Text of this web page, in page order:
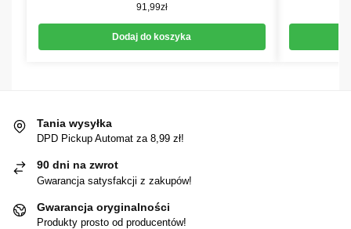
91,99zł
Dodaj do koszyka
Tania wysyłka
DPD Pickup Automat za 8,99 zł!
90 dni na zwrot
Gwarancja satysfakcji z zakupów!
Gwarancja oryginalności
Produkty prosto od producentów!